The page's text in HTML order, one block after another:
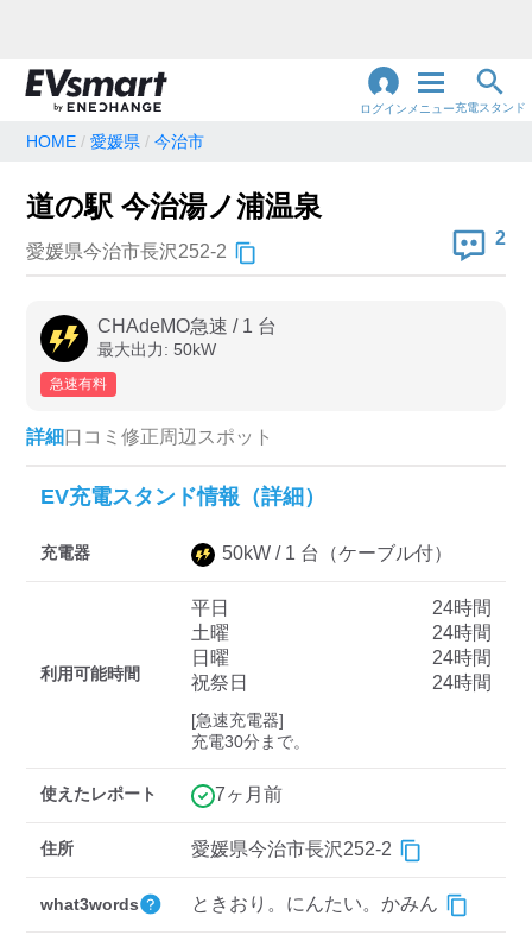
ログイン メニュー充電スタンド
地名・観光スポット・住所で検索
充電器の種類
急速充電器のみ表示
高速道路上のみ表示
認証システム
三菱ディーラーを表示
日産ディーラーを表示
充電器の出力
車種
HOME 愛媛県 今治市
道の駅 今治湯ノ浦温泉
愛媛県今治市長沢252-2
2
CHAdeMO急速 / 1 台
最大出力: 50kW
急速有料
詳細口コミ 修正周辺スポット
EV充電スタンド情報（詳細）
充電器 50kW / 1 台 （ケーブル付）
利用可能時間
平日
24時間
土曜
24時間
日曜
24時間
祝祭日
24時間
[急速充電器]
充電30分まで。
使えたレポート 7ヶ月前
住所 愛媛県今治市長沢252-2
what3words ときおり。にんたい。かみん